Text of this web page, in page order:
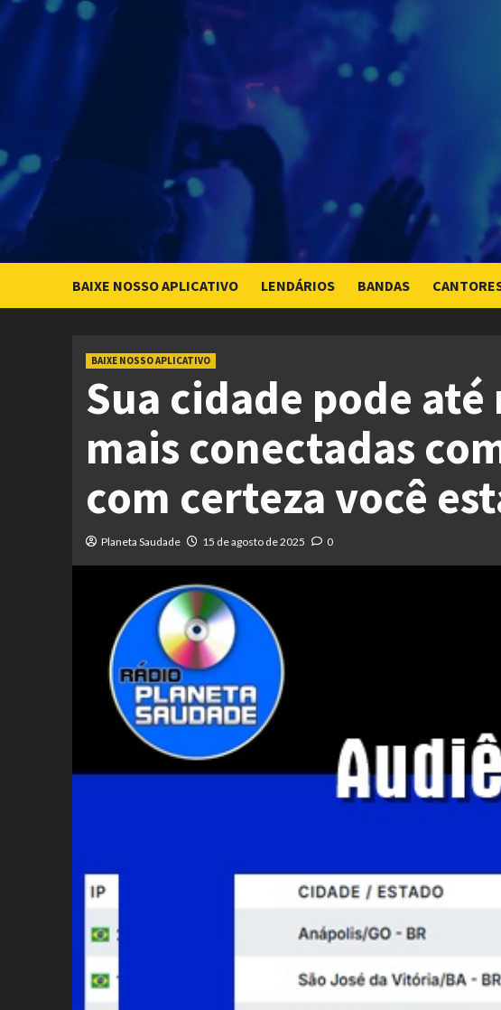
Skip
BAIXE NOSSO APLICATIVO LENDÁRIOS BANDAS
BAIXE NOSSO APLICATIVO
Sua cidade pode
mais conectadas
com certeza você
Planeta Saudade 15 de agosto de 2025 0